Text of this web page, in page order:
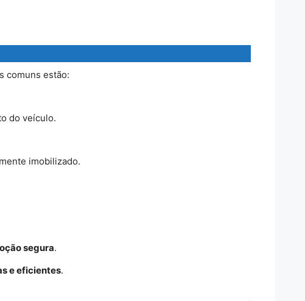
comuns estão:
do veículo.
imobilizado.
segura.
e eficientes.